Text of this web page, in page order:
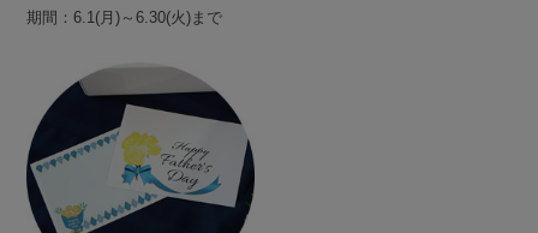
期間：6.1(月)～6.30(火)まで